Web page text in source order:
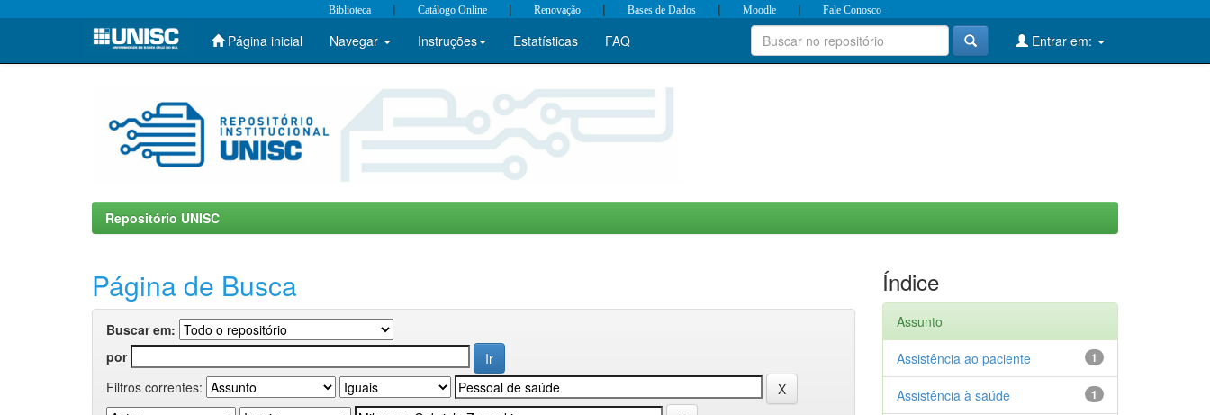
Skip
Biblioteca | Catálogo Online | Renovação | Bases de Dados | Moodle | Fale Conosco
Página inicial Navegar Instruções Estatísticas FAQ Entrar em:
Repositório UNISC
Página de Busca
Buscar em:
por
Filtros correntes:
Índice
Assunto
1
Assistência ao paciente
1
Assistência à saúde